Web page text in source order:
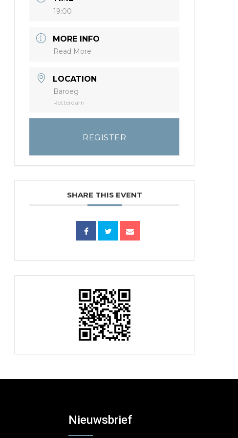
19:00
MORE INFO
Read More
LOCATION
Baroeg
Rotterdam
REGISTER
SHARE THIS EVENT
Nieuwsbrief